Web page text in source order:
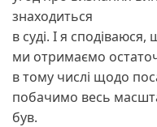
знаходиться
в суді. І я
ми отримаємо
в тому числі щодо
побачимо весь
був.